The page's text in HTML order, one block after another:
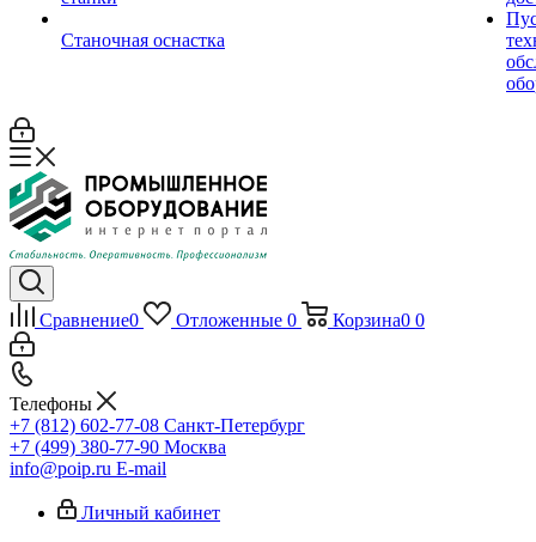
Станочная оснастка
Сравнение0 Отложенные 0 Корзина0 0
Телефоны
+7 (812) 602-77-08 Санкт-Петербург
+7 (499) 380-77-90 Москва
info@poip.ru E-mail
Личный кабинет